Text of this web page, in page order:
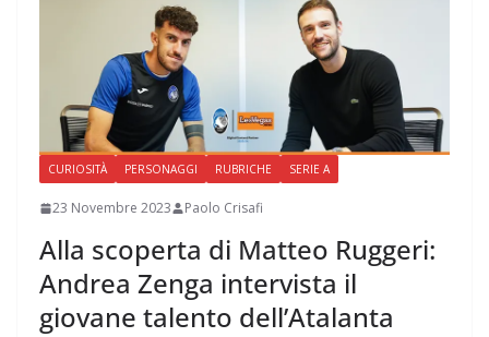
CURIOSITÀ PERSONAGGI RUBRICHE SERIE A
23 Novembre 2023 Paolo Crisafi
Alla scoperta di Matteo Ruggeri:
Andrea Zenga intervista il
giovane talento dell’Atalanta